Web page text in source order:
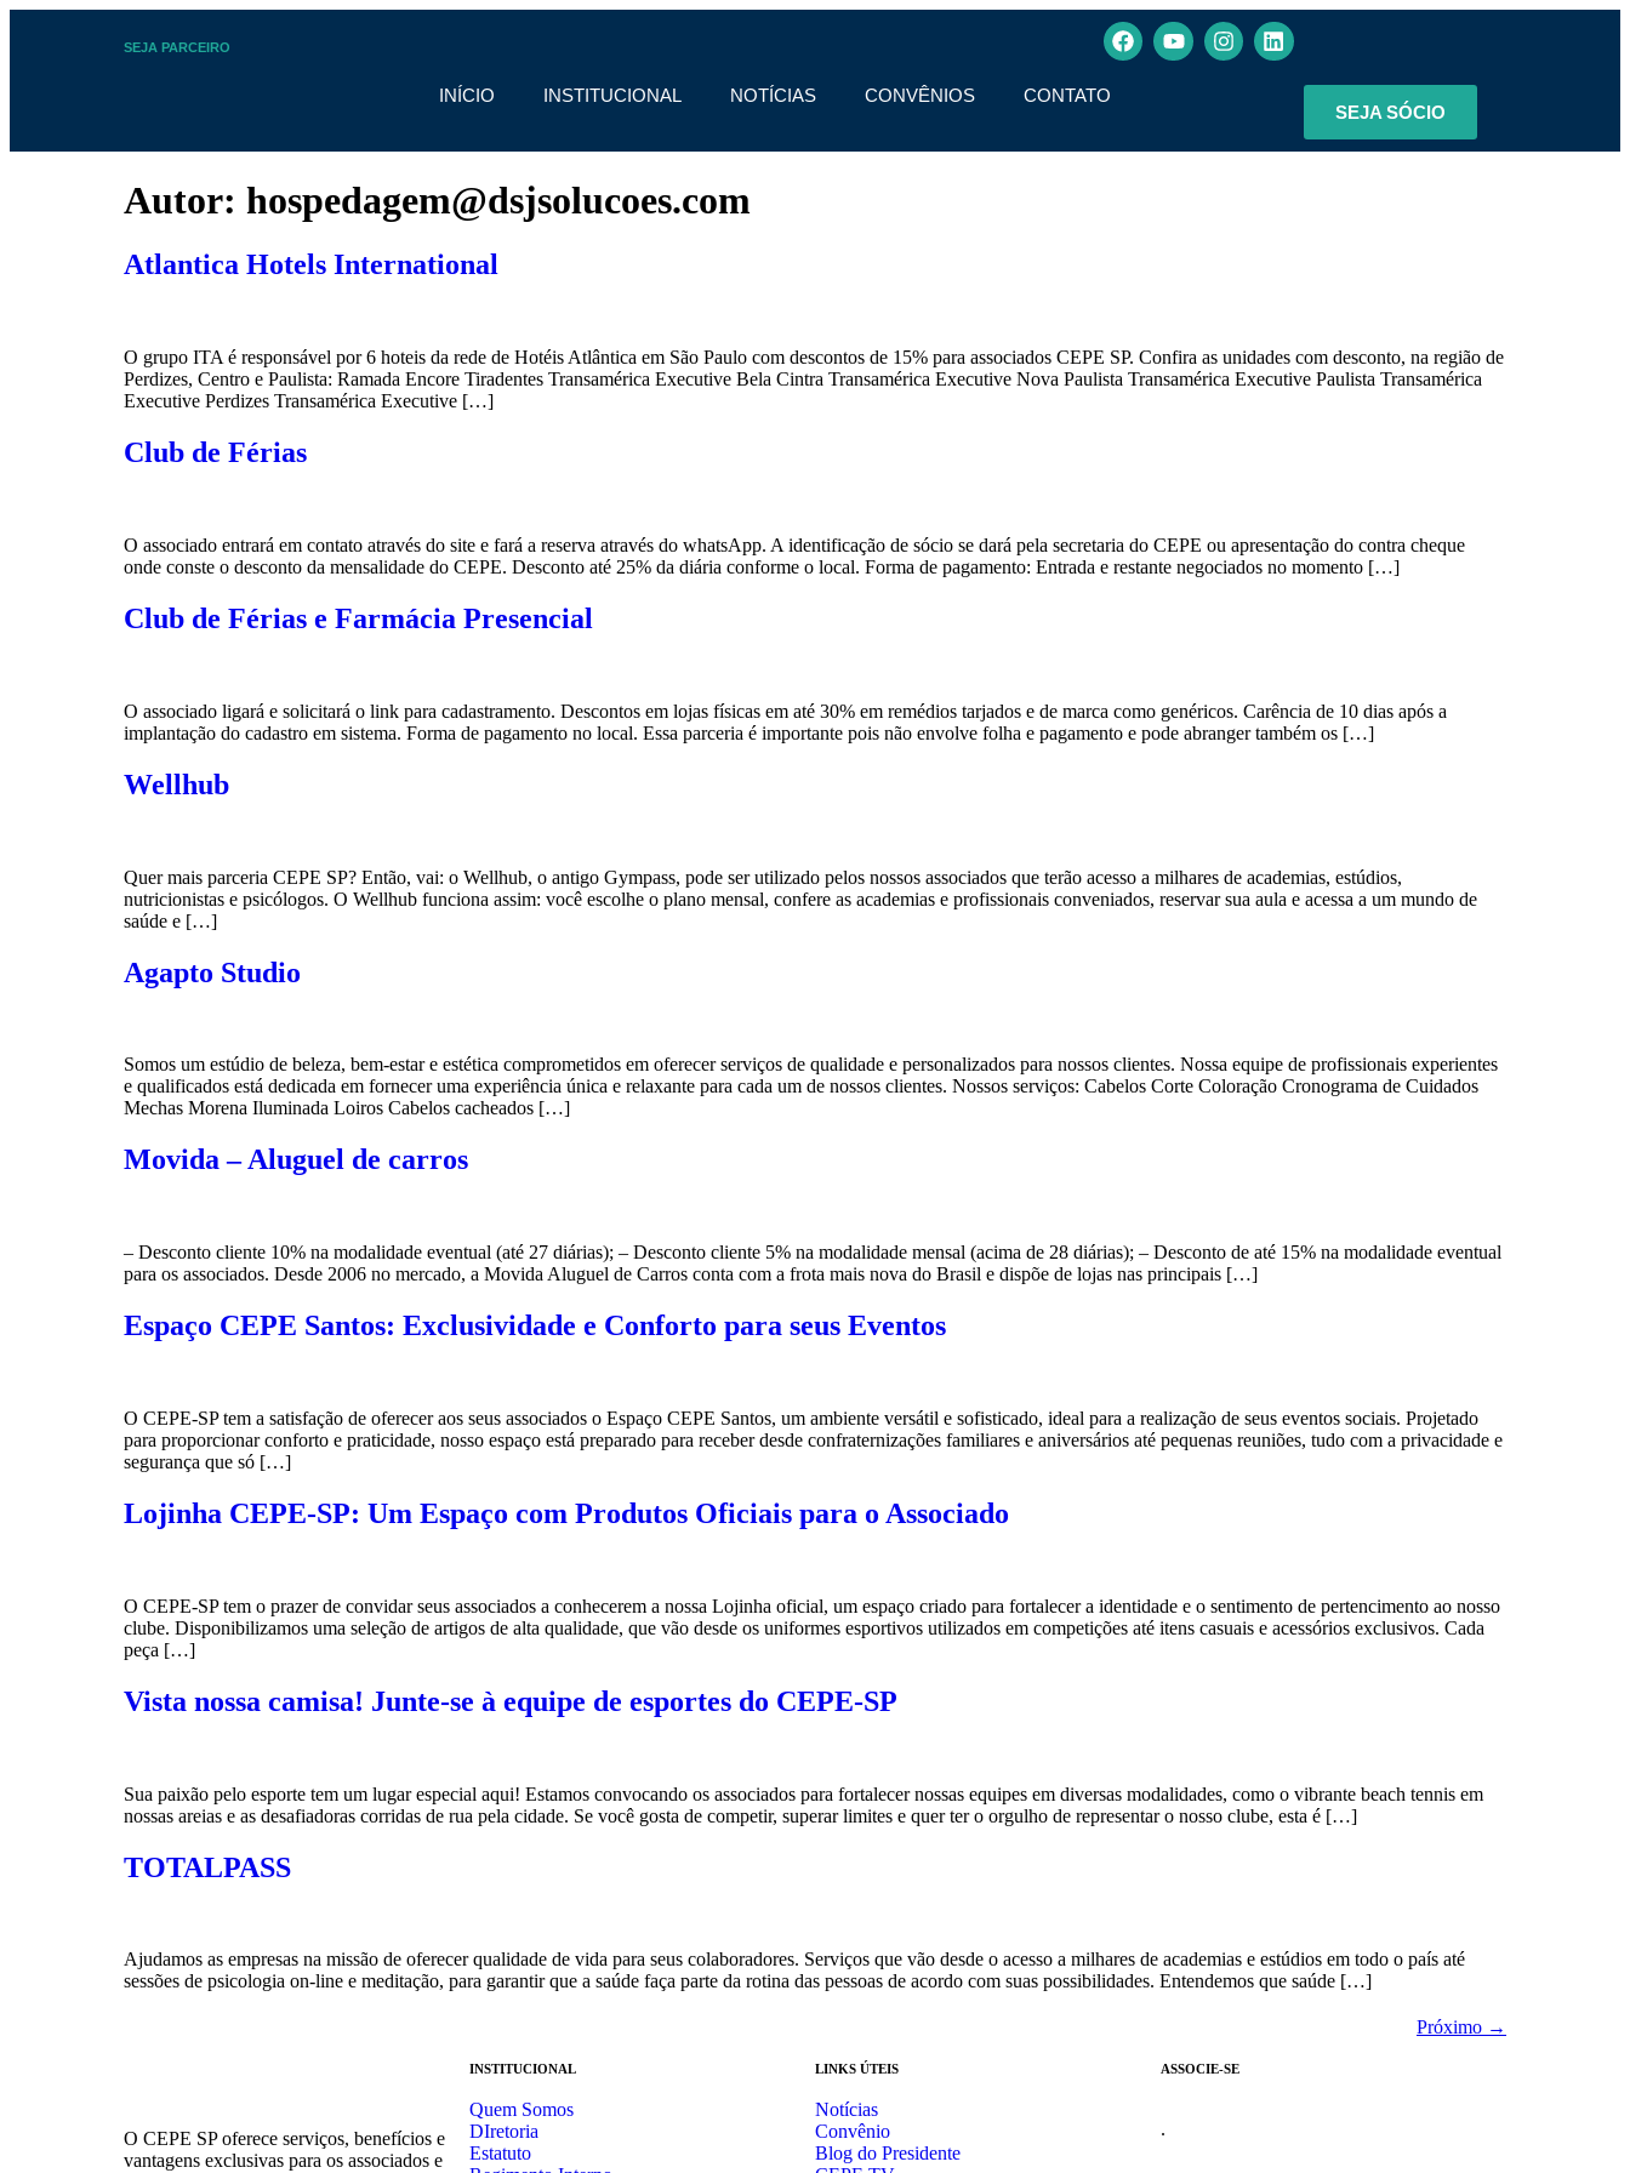
SEJA PARCEIRO
INÍCIO INSTITUCIONAL NOTÍCIAS CONVÊNIOS
CONTATO
SEJA SÓCIO
Autor: hospedagem@dsjsolucoes.com
Atlantica Hotels International
O grupo ITA é responsável por 6 hoteis da rede de Hotéis Atlântica em São Paulo com descontos de 15% para associados CEPE SP. Confira as unidades com desconto, na região de
Perdizes, Centro e Paulista: Ramada Encore Tiradentes Transamérica Executive Bela Cintra Transamérica Executive Nova Paulista Transamérica Executive Paulista Transamérica
Executive Perdizes Transamérica Executive […]
Club de Férias
O associado entrará em contato através do site e fará a reserva através do whatsApp. A identificação de sócio se dará pela secretaria do CEPE ou apresentação do contra cheque
onde conste o desconto da mensalidade do CEPE. Desconto até 25% da diária conforme o local. Forma de pagamento: Entrada e restante negociados no momento […]
Club de Férias e Farmácia Presencial
O associado ligará e solicitará o link para cadastramento. Descontos em lojas físicas em até 30% em remédios tarjados e de marca como genéricos. Carência de 10 dias após a
implantação do cadastro em sistema. Forma de pagamento no local. Essa parceria é importante pois não envolve folha e pagamento e pode abranger também os […]
Wellhub
Quer mais parceria CEPE SP? Então, vai: o Wellhub, o antigo Gympass, pode ser utilizado pelos nossos associados que terão acesso a milhares de academias, estúdios,
nutricionistas e psicólogos. O Wellhub funciona assim: você escolhe o plano mensal, confere as academias e profissionais conveniados, reservar sua aula e acessa a um mundo de
saúde e […]
Agapto Studio
Somos um estúdio de beleza, bem-estar e estética comprometidos em oferecer serviços de qualidade e personalizados para nossos clientes. Nossa equipe de profissionais experientes
e qualificados está dedicada em fornecer uma experiência única e relaxante para cada um de nossos clientes. Nossos serviços: Cabelos Corte Coloração Cronograma de Cuidados
Mechas Morena Iluminada Loiros Cabelos cacheados […]
Movida – Aluguel de carros
– Desconto cliente 10% na modalidade eventual (até 27 diárias); – Desconto cliente 5% na modalidade mensal (acima de 28 diárias); – Desconto de até 15% na modalidade eventual
para os associados. Desde 2006 no mercado, a Movida Aluguel de Carros conta com a frota mais nova do Brasil e dispõe de lojas nas principais […]
Espaço CEPE Santos: Exclusividade e Conforto para seus Eventos
O CEPE-SP tem a satisfação de oferecer aos seus associados o Espaço CEPE Santos, um ambiente versátil e sofisticado, ideal para a realização de seus eventos sociais. Projetado
para proporcionar conforto e praticidade, nosso espaço está preparado para receber desde confraternizações familiares e aniversários até pequenas reuniões, tudo com a privacidade e
segurança que só […]
Lojinha CEPE-SP: Um Espaço com Produtos Oficiais para o Associado
O CEPE-SP tem o prazer de convidar seus associados a conhecerem a nossa Lojinha oficial, um espaço criado para fortalecer a identidade e o sentimento de pertencimento ao nosso
clube. Disponibilizamos uma seleção de artigos de alta qualidade, que vão desde os uniformes esportivos utilizados em competições até itens casuais e acessórios exclusivos. Cada
peça […]
Vista nossa camisa! Junte-se à equipe de esportes do CEPE-SP
Sua paixão pelo esporte tem um lugar especial aqui! Estamos convocando os associados para fortalecer nossas equipes em diversas modalidades, como o vibrante beach tennis em
nossas areias e as desafiadoras corridas de rua pela cidade. Se você gosta de competir, superar limites e quer ter o orgulho de representar o nosso clube, esta é […]
TOTALPASS
Ajudamos as empresas na missão de oferecer qualidade de vida para seus colaboradores. Serviços que vão desde o acesso a milhares de academias e estúdios em todo o país até
sessões de psicologia on-line e meditação, para garantir que a saúde faça parte da rotina das pessoas de acordo com suas possibilidades. Entendemos que saúde […]
Próximo →
O CEPE SP oferece serviços, benefícios e
vantagens exclusivas para os associados e
INSTITUCIONAL
Quem Somos
DIretoria
Estatuto
LINKS ÚTEIS
Notícias
Convênio
Blog do Presidente
ASSOCIE-SE
.